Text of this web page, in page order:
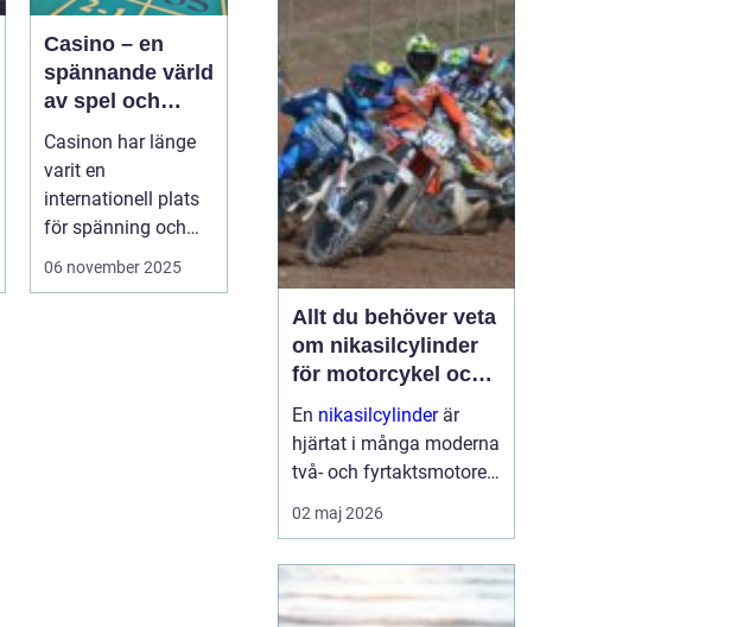
Casino – en
spännande värld
av spel och
underhållning
Casinon har länge
varit en
internationell plats
för spänning och
nöje. Dessa anl...
06 november 2025
med moderna
mötesmöjligheter. Här
får deltagarna arbetsro,
vacker utsikt, god mat
och tid att umgås,
samt...
Allt du behöver veta
om nikasilcylinder
för motorcykel och
snöskoter
En nikasilcylinderär
hjärtat i många moderna
två- och fyrtaktsmotorer.
När den fungerar som
den ska får motorn bra
och lång livslängd. När
den skadas tappar
02 maj 2026